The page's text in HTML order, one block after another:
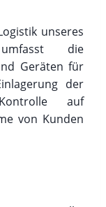
unseres
die
Geräten für
der
auf
von Kunden